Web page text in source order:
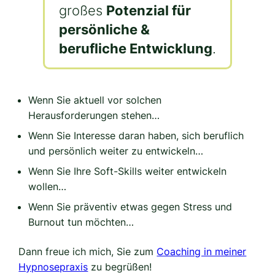
großes Potenzial für
persönliche &
berufliche Entwicklung.
Wenn Sie aktuell vor solchen
Herausforderungen stehen…
Wenn Sie Interesse daran haben, sich beruflich
und persönlich weiter zu entwickeln…
Wenn Sie Ihre Soft-Skills weiter entwickeln
wollen…
Wenn Sie präventiv etwas gegen Stress und
Burnout tun möchten…
Dann freue ich mich, Sie zum Coaching in meiner
Hypnosepraxis zu begrüßen!